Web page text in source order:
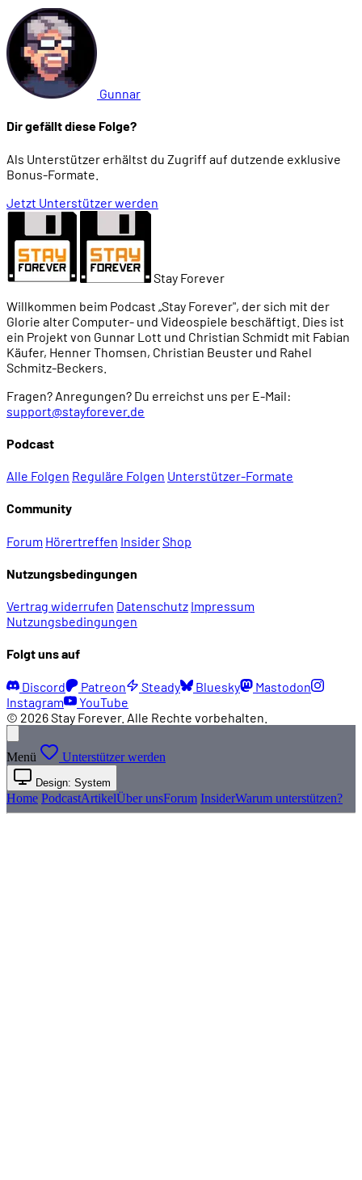
Gunnar
Dir gefällt diese Folge?
Als Unterstützer erhältst du Zugriff auf dutzende exklusive
Bonus-Formate.
Jetzt Unterstützer werden
Stay Forever
Willkommen beim Podcast „Stay Forever", der sich mit der
Glorie alter Computer- und Videospiele beschäftigt. Dies ist
ein Projekt von Gunnar Lott und Christian Schmidt mit Fabian
Käufer, Henner Thomsen, Christian Beuster und Rahel
Schmitz-Beckers.
Fragen? Anregungen? Du erreichst uns per E-Mail:
support@stayforever.de
Podcast
Alle Folgen Reguläre Folgen Unterstützer-Formate
Community
Forum Hörertreffen InsiderShop
Nutzungsbedingungen
Vertrag widerrufen Datenschutz Impressum
Nutzungsbedingungen
Folgt uns auf
Discord Patreon Steady Bluesky
Mastodon
Instagram
YouTube
© 2026 Stay Forever. Alle Rechte vorbehalten.
Menü Unterstützer werden
Design: System
Home PodcastArtikelÜber unsForum InsiderWarum unterstützen?